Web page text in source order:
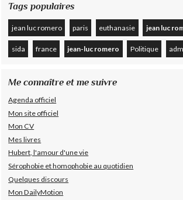
Tags populaires
jean luc romero paris euthanasie jean luc
sida france jean-luc romero Politique
Me connaître et me suivre
Agenda officiel
Mon site officiel
Mon CV
Mes livres
Hubert, l'amour d'une vie
Sérophobie et homophobie au quotidien
Quelques discours
Mon DailyMotion